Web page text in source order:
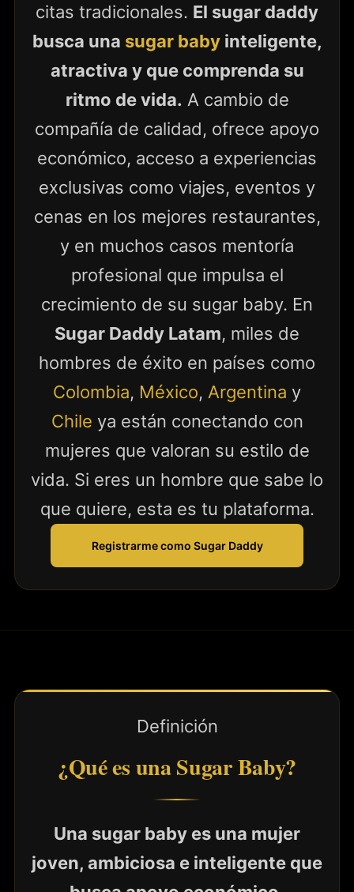
citas tradicionales. El sugar daddy
busca una sugar babyinteligente,
atractiva y que comprenda su
ritmo de vida. A cambio de
compañía de calidad, ofrece apoyo
económico, acceso a experiencias
exclusivas como viajes, eventos y
cenas en los mejores restaurantes,
y en muchos casos mentoría
profesional que impulsa el
crecimiento de su sugar baby. En
Sugar Daddy Latam, miles de
hombres de éxito en países como
Colombia, México, Argentina y
Chile ya están conectando con
mujeres que valoran su estilo de
vida. Si eres un hombre que sabe lo
que quiere, esta es tu plataforma.
Registrarme como Sugar Daddy
Definición
¿Qué es una Sugar Baby?
Una sugar baby es una mujer
joven, ambiciosa e inteligente que